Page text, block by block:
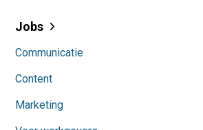
Jobs
Communicatie
Content
Marketing